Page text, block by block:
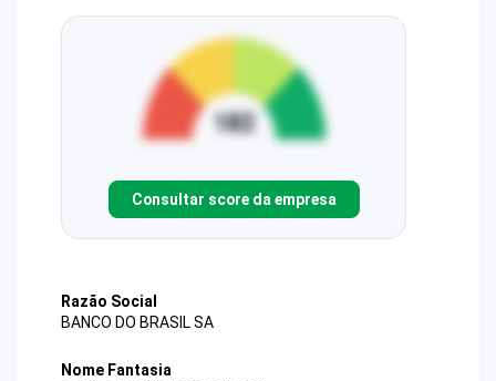
Consultar score da empresa
Razão Social
BANCO DO BRASIL SA
Nome Fantasia